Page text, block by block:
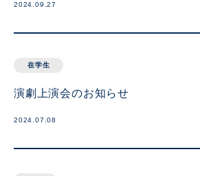
2024.09.27
在学生
演劇上演会のお知らせ
2024.07.08